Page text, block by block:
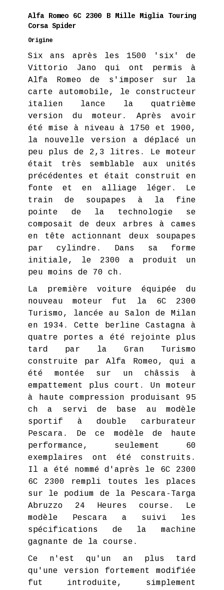
Alfa Romeo 6C 2300 B Mille Miglia Touring
Corsa Spider
Origine
Six ans après les 1500 'six' de
Vittorio Jano qui ont permis à
Alfa Romeo de s'imposer sur la
carte automobile, le constructeur
italien lance la quatrième
version du moteur. Après avoir
été mise à niveau à 1750 et 1900,
la nouvelle version a déplacé un
peu plus de 2,3 litres. Le moteur
était très semblable aux unités
précédentes et était construit en
fonte et en alliage léger. Le
train de soupapes à la fine
pointe de la technologie se
composait de deux arbres à cames
en tête actionnant deux soupapes
par cylindre. Dans sa forme
initiale, le 2300 a produit un
peu moins de 70 ch.
La première voiture équipée du
nouveau moteur fut la 6C 2300
Turismo, lancée au Salon de Milan
en 1934. Cette berline Castagna à
quatre portes a été rejointe plus
tard par la Gran Turismo
construite par Alfa Romeo, qui a
été montée sur un châssis à
empattement plus court. Un moteur
à haute compression produisant 95
ch a servi de base au modèle
sportif à double carburateur
Pescara. De ce modèle de haute
performance, seulement 60
exemplaires ont été construits.
Il a été nommé d'après le 6C 2300
6C 2300 rempli toutes les places
sur le podium de la Pescara-Targa
Abruzzo 24 Heures course. Le
modèle Pescara a suivi les
spécifications de la machine
gagnante de la course.
Ce n'est qu'un an plus tard
qu'une version fortement modifiée
fut introduite, simplement